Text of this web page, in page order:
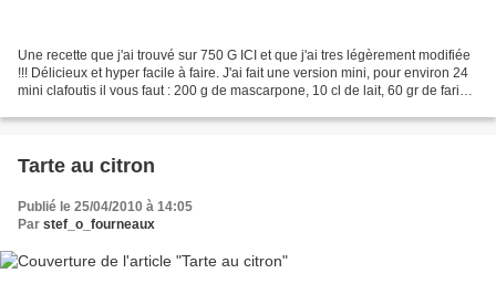
Une recette que j'ai trouvé sur 750 G ICI et que j'ai tres légèrement modifiée
!!! Délicieux et hyper facile à faire. J'ai fait une version mini, pour environ 24
mini clafoutis il vous faut : 200 g de mascarpone, 10 cl de lait, 60 gr de farine,
Tarte au citron
Publié le 25/04/2010 à 14:05
Par stef_o_fourneaux